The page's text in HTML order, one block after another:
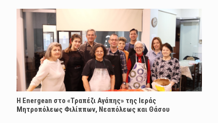
H Energean στο «Τραπέζι Αγάπης» της Ιεράς
Μητροπόλεως Φιλίππων, Νεαπόλεως και Θάσου